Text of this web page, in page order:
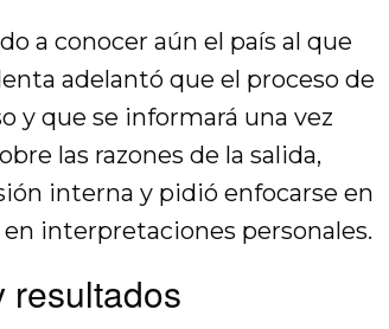
a conocer aún el país al que
adelantó que el proceso de
y que se informará una vez
las razones de la salida,
interna y pidió enfocarse en
interpretaciones personales.
resultados